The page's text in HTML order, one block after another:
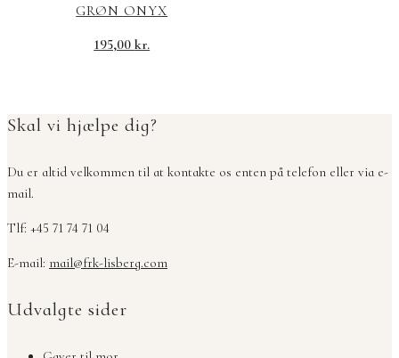
GRØN ONYX
195,00kr.
Skal vi hjælpe dig?
Du er altid velkommen til at kontakte os enten på telefon eller via e-
mail.
Tlf: +45 71 74 71 04
E-mail: mail@frk-lisberg.com
Udvalgte sider